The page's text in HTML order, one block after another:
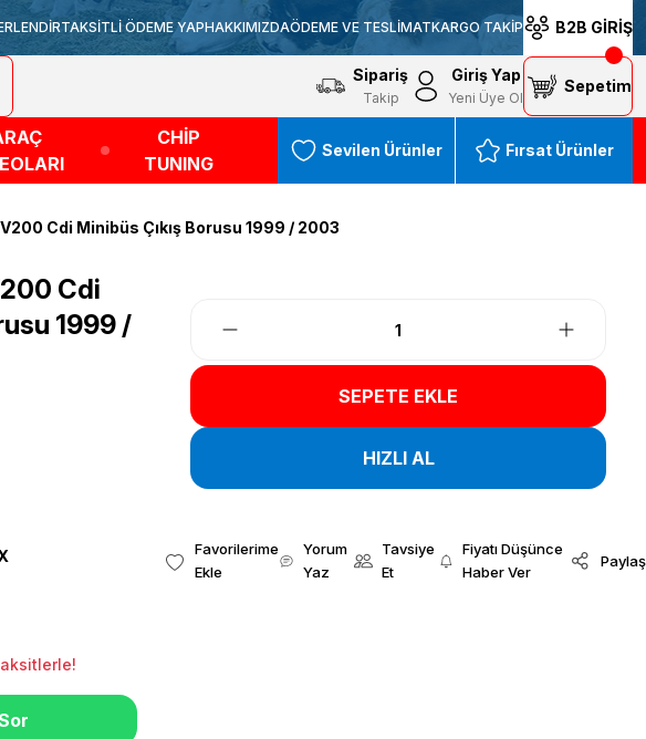
TAKSİTLİ ÖDEME YAPHAKKIMIZDAÖDEME VE TESLİMATKARGO TAKİP B2B GİRİŞ
Sipariş
Takip
Giriş Yap
Yeni Üye Ol
Sepetim
CHİP
TUNING
Sevilen Ürünler Fırsat Ürünler
Cdi Minibüs Çıkış Borusu 1999 / 2003
Cdi
1999 /
SEPETE EKLE
HIZLI AL
Yorum
Yaz
Tavsiye
Et
Fiyatı Düşünce
Haber Ver
Paylaş